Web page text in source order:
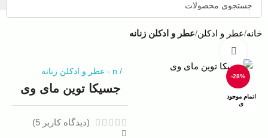
خانه عطر و ادکلن عطر و ادکلن زنانه
-28%
اتمام موجود
ی
/
n
- عطر و ادکلن زنانه
جسیکا توین مای وی
(دیدگاه کاربر 5
)